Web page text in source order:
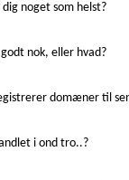
dig noget som helst?
nok, eller hvad?
domæner til
i ond tro..?